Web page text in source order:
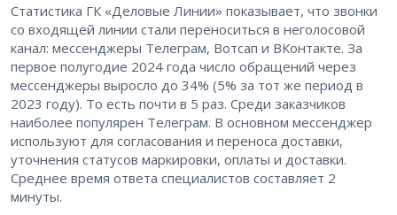
Статистика ГК «Деловые Линии» показывает, что звонки
со входящей линии стали переноситься в неголосовой
канал: мессенджеры Телеграм, Вотсап и ВКонтакте. За
первое полугодие 2024 года число обращений через
мессенджеры выросло до 34% (5% за тот же период в
2023 году). То есть почти в 5 раз. Среди заказчиков
наиболее популярен Телеграм. В основном мессенджер
используют для согласования и переноса доставки,
уточнения статусов маркировки, оплаты и доставки.
Среднее время ответа специалистов составляет 2
минуты.